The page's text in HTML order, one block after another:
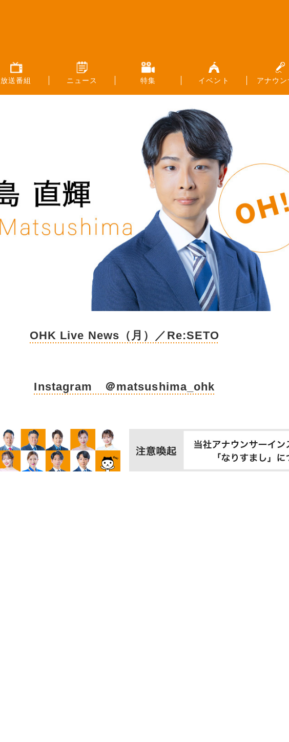
放送番組 ニュース 特集 イベント アナウン
OHK Live News（月）／Re:SETO
Instagram ＠matsushima_ohk